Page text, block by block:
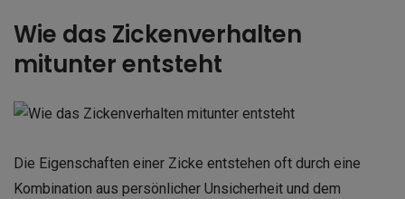
Wie das Zickenverhalten
mitunter entsteht
Die Eigenschaften einer Zicke entstehen oft durch eine
Kombination aus persönlicher Unsicherheit und dem